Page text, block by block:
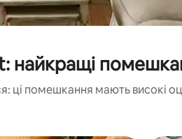
найкращі
ці помешкання мають високі